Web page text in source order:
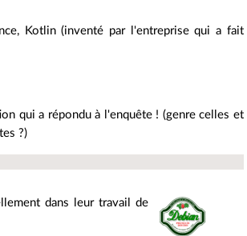
Kotlin (inventé par l'entreprise qui a fait
qui a répondu à l'enquête ! (genre celles et
?)
dans leur travail de